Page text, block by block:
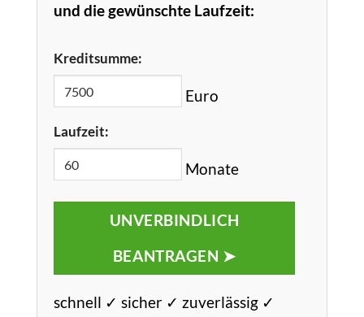
und die gewünschte Laufzeit:
Kreditsumme:
Euro
Laufzeit:
Monate
UNVERBINDLICH
BEANTRAGEN ➤
schnell ✓ sicher ✓ zuverlässig ✓